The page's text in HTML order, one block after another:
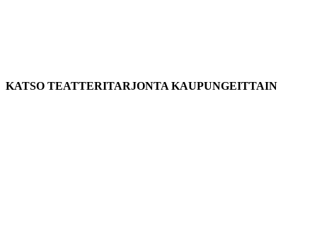
KATSO TEATTERITARJONTA KAUPUNGEITTAIN